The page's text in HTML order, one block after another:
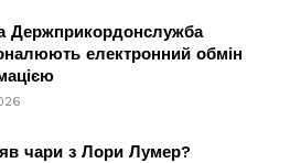
Держприкордонслужба
електронний обмін
чари з Лори Лумер?